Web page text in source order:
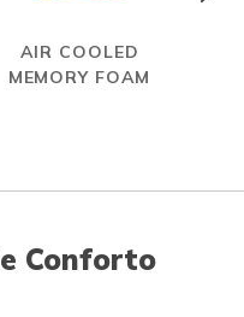
AIR COOLED
MEMORY FOAM
Conforto